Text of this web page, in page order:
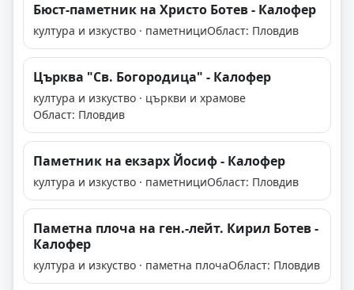
Бюст-паметник на Христо Ботев - Калофер
култура и изкуство · паметнициОбласт: Пловдив
Църква "Св. Богородица" - Калофер
култура и изкуство · църкви и храмове
Област: Пловдив
Паметник на екзарх Йосиф - Калофер
култура и изкуство · паметнициОбласт: Пловдив
Паметна плоча на ген.-лейт. Кирил Ботев -
Калофер
култура и изкуство · паметна плочаОбласт: Пловдив